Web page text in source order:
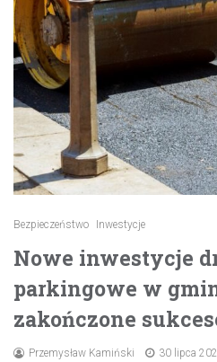
Bezpieczeństwo Inwestycje
Nowe inwestycje
parkingowe w
zakończone
Przemysław Kamiński 30 lipca